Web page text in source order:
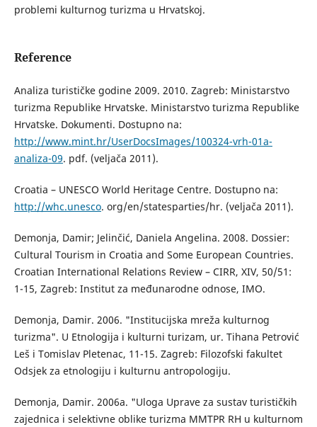
problemi kulturnog turizma u Hrvatskoj.
Reference
Analiza turističke godine 2009. 2010. Zagreb: Ministarstvo
turizma Republike Hrvatske. Ministarstvo turizma Republike
Hrvatske. Dokumenti. Dostupno na:
http://www.mint.hr/UserDocsImages/100324-vrh-01a-
analiza-09. pdf. (veljača 2011).
Croatia – UNESCO World Heritage Centre. Dostupno na:
http://whc.unesco. org/en/statesparties/hr. (veljača 2011).
Demonja, Damir; Jelinčić, Daniela Angelina. 2008. Dossier:
Cultural Tourism in Croatia and Some European Countries.
Croatian International Relations Review – CIRR, XIV, 50/51:
1-15, Zagreb: Institut za međunarodne odnose, IMO.
Demonja, Damir. 2006. "Institucijska mreža kulturnog
turizma". U Etnologija i kulturni turizam, ur. Tihana Petrović
Leš i Tomislav Pletenac, 11-15. Zagreb: Filozofski fakultet
Odsjek za etnologiju i kulturnu antropologiju.
Demonja, Damir. 2006a. "Uloga Uprave za sustav turističkih
zajednica i selektivne oblike turizma MMTPR RH u kulturnom